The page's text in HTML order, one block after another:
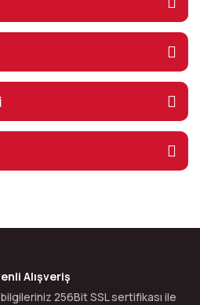
Alışveriş
256Bit SSL sertifikası ile